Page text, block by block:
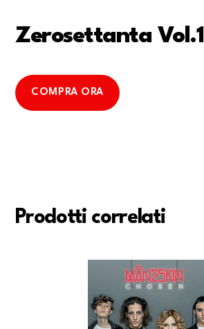
Zerosettanta Vol.1
COMPRA ORA
Prodotti correlati